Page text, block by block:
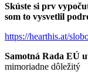
Skúste si prv
som to vysvetlil
https://hearthis.at/
Samotná Rada EÚ
mimoriadne dôležitý